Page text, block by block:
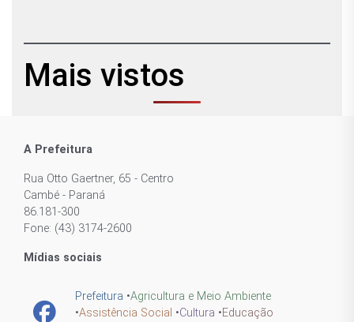
Mais vistos
A Prefeitura
Rua Otto Gaertner, 65 - Centro
Cambé - Paraná
86.181-300
Fone: (43) 3174-2600
Mídias sociais
Prefeitura •Agricultura e Meio Ambiente
•Assistência Social •Cultura •Educação